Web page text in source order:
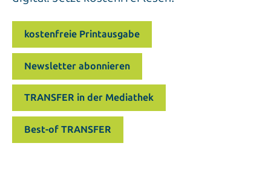
kostenfreie Printausgabe
Newsletter abonnieren
TRANSFER in der Mediathek
Best-of TRANSFER